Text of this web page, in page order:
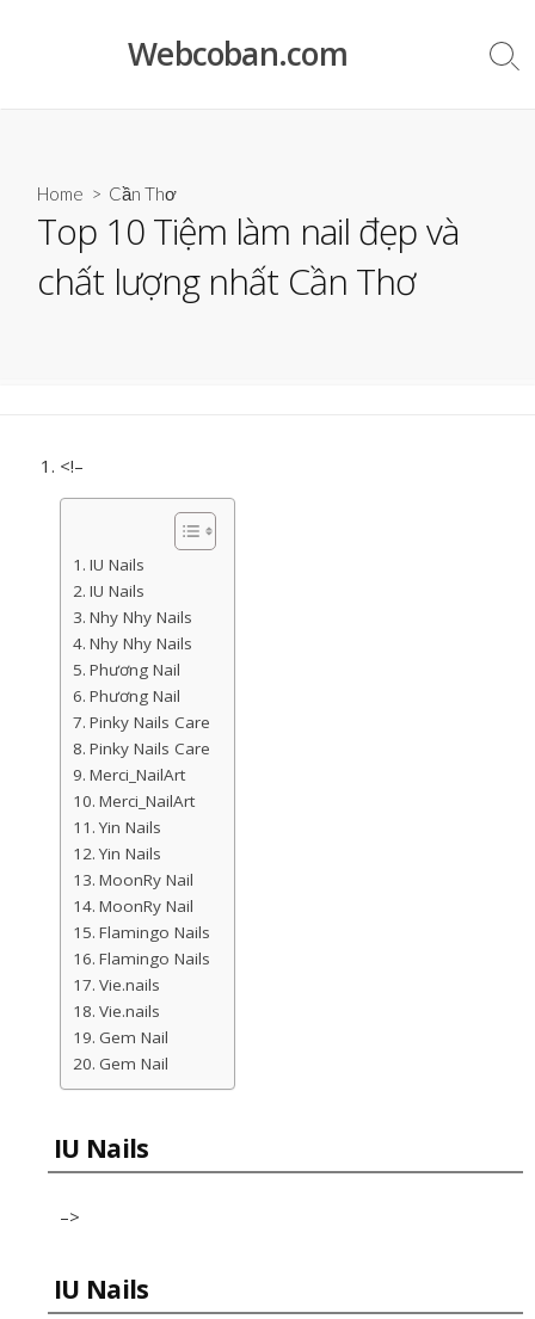
Webcoban.com
Home > Cần Thơ
Top 10 Tiệm làm nail đẹp và
chất lượng nhất Cần Thơ
<!–
IU Nails
IU Nails
Nhy Nhy Nails
Nhy Nhy Nails
Phương Nail
Phương Nail
Pinky Nails Care
Pinky Nails Care
Merci_NailArt
Merci_NailArt
Yin Nails
Yin Nails
MoonRy Nail
MoonRy Nail
Flamingo Nails
Flamingo Nails
Vie.nails
Vie.nails
Gem Nail
Gem Nail
IU Nails
–>
IU Nails